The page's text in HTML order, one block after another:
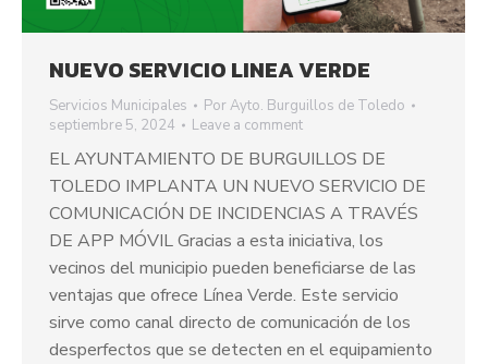
NUEVO SERVICIO LINEA VERDE
Servicios Municipales PorAyto. Burguillos de Toledo
septiembre 5, 2024
Leave a comment
EL AYUNTAMIENTO DE BURGUILLOS DE
TOLEDO IMPLANTA UN NUEVO SERVICIO DE
COMUNICACIÓN DE INCIDENCIAS A TRAVÉS
DE APP MÓVIL Gracias a esta iniciativa, los
vecinos del municipio pueden beneficiarse de las
ventajas que ofrece Línea Verde. Este servicio
sirve como canal directo de comunicación de los
desperfectos que se detecten en el equipamiento